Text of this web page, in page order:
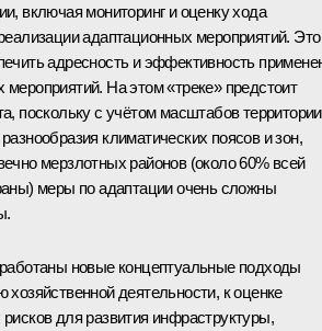
включая мониторинг и оценку хода
адаптационных мероприятий. Это
адресность и эффективность
мероприятий. На этом «треке» предстоит
поскольку с учётом масштабов территории
климатических поясов и зон,
мерзлотных районов (около 60% всей
меры по адаптации очень сложны
новые концептуальные подходы
хозяйственной деятельности, к оценке
рисков для развития инфраструктуры,